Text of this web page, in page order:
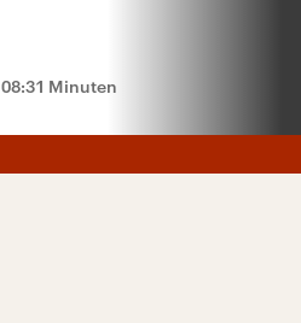
08:31 Minuten